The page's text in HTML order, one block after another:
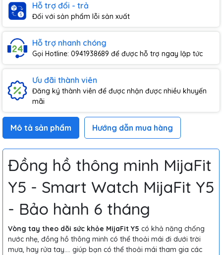
Hỗ trợ đổi - trả
Đối với sản phẩm lỗi sản xuất
Hỗ trợ nhanh chóng
Gọi Hotline: 0941938689 để được hỗ trợ ngay lập tức
Ưu đãi thành viên
Đăng ký thành viên để được nhận được nhiều khuyến
mãi
Mô tả sản phẩm Hướng dẫn mua hàng
Đồng hồ thông minh MijaFit
Y5 - Smart Watch MijaFit Y5
- Bảo hành 6 tháng
Vòng tay theo dõi sức khỏe MijaFit Y5 có khả năng chống
nước nhẹ, đồng hồ thông minh có thể thoải mái đi dưới trời
mưa, hay rửa tay.... giúp bạn có thể thoải mái tham gia các